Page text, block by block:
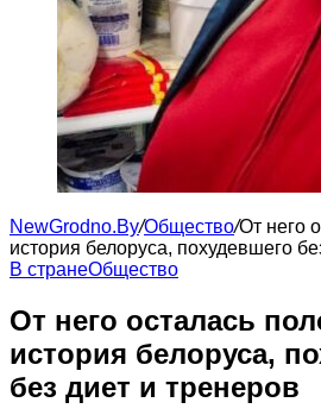
NewGrodno.By/Общество/От него
история белоруса, похудевшего
В странеОбщество
От него осталась
история белоруса,
без диет и тренеров